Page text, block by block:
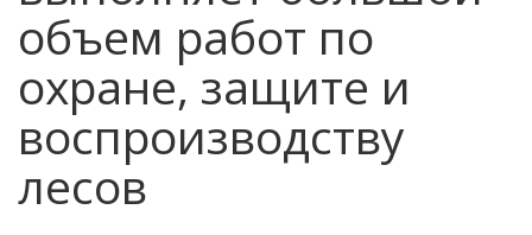
объем работ по
охране, защите и
воспроизводству
лесов